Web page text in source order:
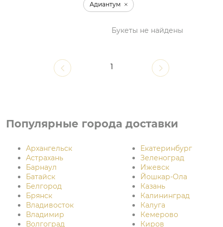
Адиантум
Букеты не найдены
1
Популярные города доставки
Архангельск
Астрахань
Барнаул
Батайск
Белгород
Брянск
Владивосток
Владимир
Волгоград
Екатеринбург
Зеленоград
Ижевск
Йошкар-Ола
Казань
Калининград
Калуга
Кемерово
Киров